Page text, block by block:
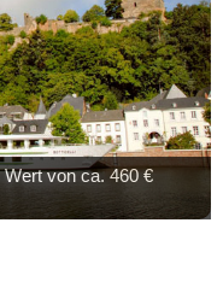
von ca. 460 €